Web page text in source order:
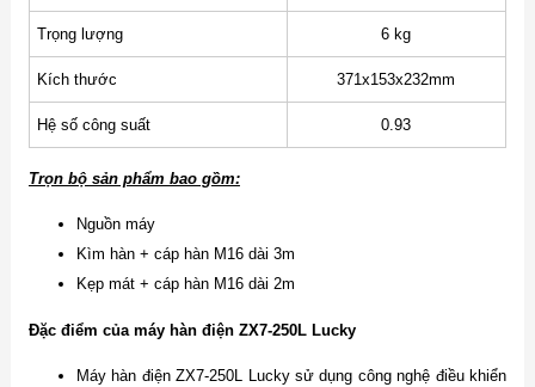
Trọng lượng 6 kg
Kích thước 371x153x232mm
Hệ số công suất 0.93
Trọn bộ sản phẩm bao gồm:
Nguồn máy
Kìm hàn + cáp hàn M16 dài 3m
Kẹp mát + cáp hàn M16 dài 2m
Đặc điểm của máy hàn điện ZX7-250L Lucky
Máy hàn điện ZX7-250L Lucky sử dụng công nghệ điều khiển